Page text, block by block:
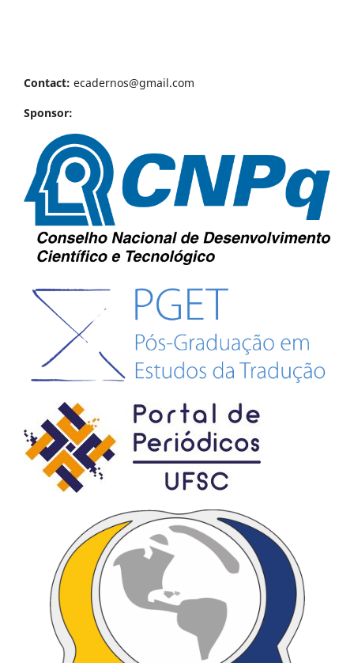
Contact: ecadernos@gmail.com
Sponsor: